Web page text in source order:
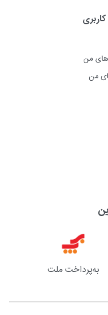
من
من
به‌پرداخت ملت